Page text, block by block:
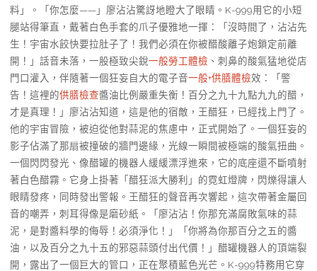
料」。「你怎麼——」廖沾沾驚訝地瞪大了眼睛。K-999用它的小短
腿站得筆直，戴著白色手套的爪子優雅地一揮：「沒時間了，沾沾先
生！宇宙水餃快要拉肚子了！我們必須在你被醋酸離子炮鎖定前離
開！」話音未落，一股極致尖銳一般勞工體檢 、刺鼻的酸氣猛地從店
門口灌入，伴隨著一個狂妄自大的電子音一般+供膳體檢效：「警
告！這裡的供膳檢查醬油比例嚴重失衡！百分之九十九點九九的醋，
才是真理！」廖沾沾知道，這是他的宿敵，王醋狂，已經找上門了。
他的宇宙冒險，被迫從他對蒜泥的焦慮中，正式開始了。一個狂妄的
影子佔滿了那扇被撞破的牆門邊緣，光線一瞬間被極端的酸氣扭曲。
一個閃閃發光、像醋罐的機器人緩緩漂浮進來，它的底座還不斷噴射
著白色醋霧。它身上掛著「醋狂派大勝利」的霓虹燈牌，閃爍得讓人
眼睛發疼，同時發出警報。王醋狂的聲音再次響起，這次帶著金屬回
音的嘲弄，刺耳得像是磨砂紙。「廖沾沾！你那充滿腐敗氣味的蒜
泥，是對醬料學的侮辱！必須淨化！」「你將為你那百分之五的醬
油，以及百分之九十五的邪惡蒜頭付出代價！」醋罐機器人的頂端裂
開，露出了一個巨大的管口，正在聚積藍色光芒。K-999特務用它穿